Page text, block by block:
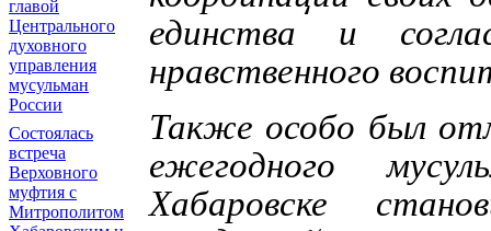
главой
Центрального
духовного
управления
мусульман
России
Состоялась
встреча
Верховного
муфтия с
Митрополитом
единства и
нравственного
Также особо был
ежегодного
Хабаровске